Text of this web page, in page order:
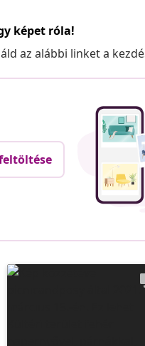
képet róla!
az alábbi linket a